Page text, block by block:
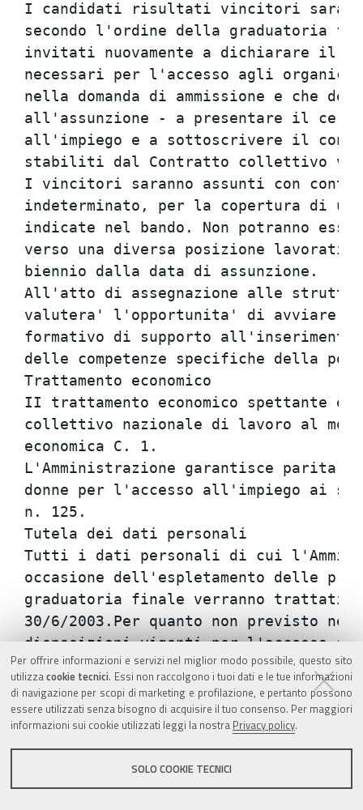
Per offrire informazioni e servizi nel miglior modo possibile, questo sito
utilizzacookie tecnici. Essi non raccolgono i tuoi dati e le tue informazioni
di navigazione per scopi di marketing e profilazione, e pertanto possono
essere utilizzati senza bisogno di acquisire il tuo consenso. Per maggiori
informazioni sui cookie utilizzati leggi la nostra Privacy policy.
SOLO COOKIE TECNICI